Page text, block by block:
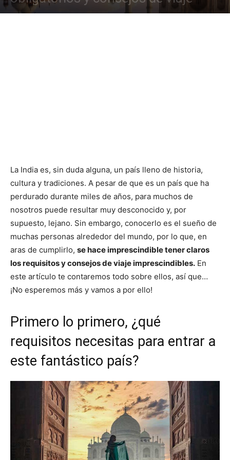
La India es, sin duda alguna, un país lleno de historia,
cultura y tradiciones. A pesar de que es un país que ha
perdurado durante miles de años, para muchos de
nosotros puede resultar muy desconocido y, por
supuesto, lejano. Sin embargo, conocerlo es el sueño de
muchas personas alrededor del mundo, por lo que, en
aras de cumplirlo, se hace imprescindible tener claros
los requisitos y consejos de viaje imprescindibles. En
este artículo te contaremos todo sobre ellos, así que…
¡No esperemos más y vamos a por ello!
Primero lo primero, ¿qué
requisitos necesitas para entrar a
este fantástico país?